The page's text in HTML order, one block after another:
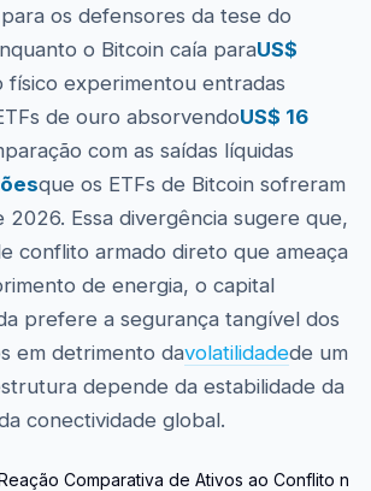
os defensores da tese do
o Bitcoin caía paraUS$
físico experimentou entradas
de ouro absorvendoUS$ 16
com as saídas líquidas
que os ETFs de Bitcoin sofreram
Essa divergência sugere que,
conflito armado direto que ameaça
de energia, o capital
prefere a segurança tangível dos
em detrimento davolatilidadede um
depende da estabilidade da
conectividade global.
Comparativa de Ativos ao Conflito no